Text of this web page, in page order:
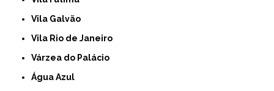
Vila Galvão
Vila Rio de Janeiro
Várzea do Palácio
Água Azul